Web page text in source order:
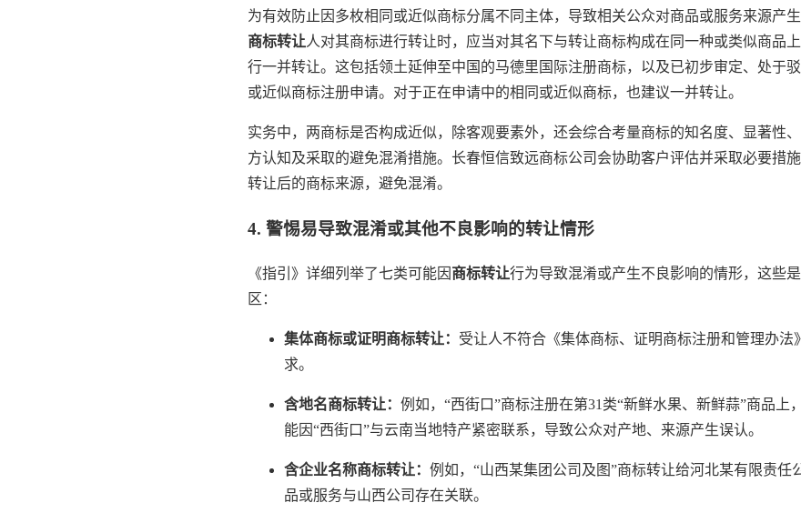
为有效防止因多枚相同或近似商标分属不同主体，导致相关公众对商品或服务来源产
商标转让人对其商标进行转让时，应当对其名下与转让商标构成在同一种或类似商品
行一并转让。这包括领土延伸至中国的马德里国际注册商标，以及已初步审定、处于
或近似商标注册申请。对于正在申请中的相同或近似商标，也建议一并转让。
实务中，两商标是否构成近似，除客观要素外，还会综合考量商标的知名度、显著性
方认知及采取的避免混淆措施。长春恒信致远商标公司会协助客户评估并采取必要措
转让后的商标来源，避免混淆。
4. 警惕易导致混淆或其他不良影响的转让情形
《指引》详细列举了七类可能因 商标转让行为导致混淆或产生不良影响的情形，这些是
区：
集体商标或证明商标转让： 受让人不符合《集体商标、证明商标注册和管理办法
求。
含地名商标转让： 例如，“西街口”商标注册在第31类“新鲜水果、新鲜蒜”商品上
能因“西街口”与云南当地特产紧密联系，导致公众对产地、来源产生误认。
含企业名称商标转让： 例如，“山西某集团公司及图”商标转让给河北某有限责任
品或服务与山西公司存在关联。